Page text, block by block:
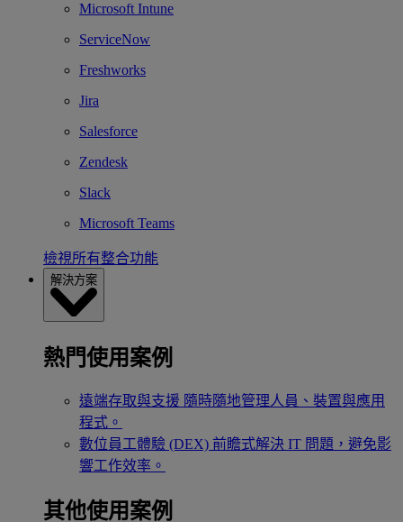
Microsoft Intune
ServiceNow
Freshworks
Jira
Salesforce
Zendesk
Slack
Microsoft Teams
檢視所有整合功能
解決方案
熱門使用案例
遠端存取與支援 隨時隨地管理人員、裝置與應用
程式。
數位員工體驗 (DEX) 前瞻式解決 IT 問題，避免影
響工作效率。
其他使用案例